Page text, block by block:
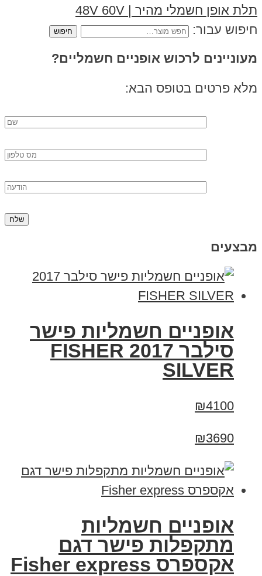
תלת אופן חשמלי מהיר | 48V 60V
חיפוש עבור:
מעוניינים לרכוש אופניים חשמליים?
מלא פרטים בטופס הבא:
מבצעים
אופניים חשמליות פישר
סילבר 2017 FISHER
SILVER
₪4100
₪3690
אופניים חשמליות
מתקפלות פישר דגם
אקספרס Fisher express